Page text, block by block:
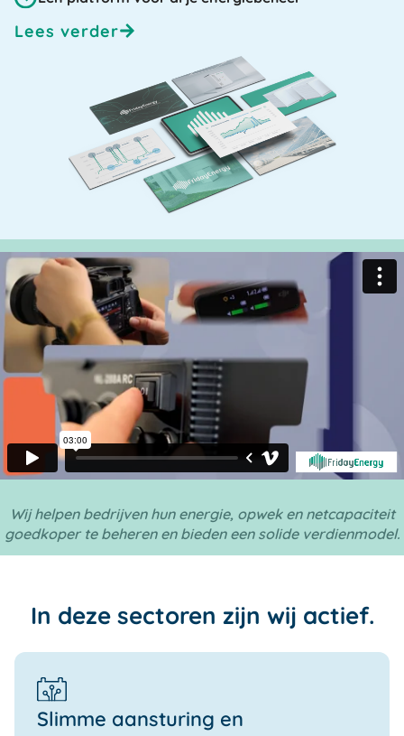
Lees verder
Wij helpen bedrijven hun energie, opwek en netcapaciteit
goedkoper te beheren en bieden een solide verdienmodel.
In deze sectoren zijn wij actief.
Slimme aansturing en